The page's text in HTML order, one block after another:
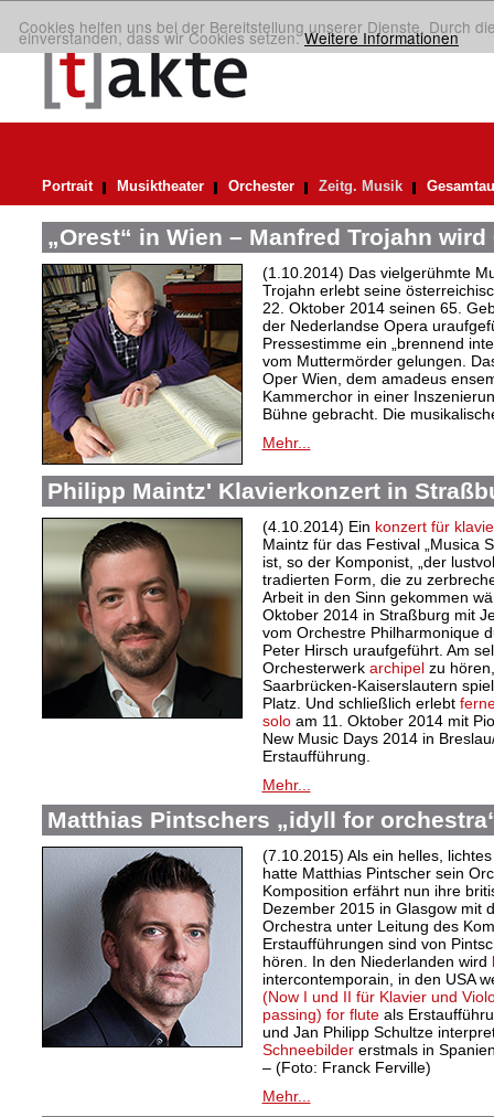
Cookies helfen uns bei der Bereitstellung unserer Dienste. Durch
einverstanden, dass wir Cookies setzen.Weitere Informationen
Portrait Musiktheater Orchester Zeitg. Musik
„Orest“ in Wien – Manfred Trojahn wird
(1.10.2014) Das vielgerühmte
Trojahn erlebt seine
22. Oktober 2014 seinen 65.
der Nederlandse Opera
Pressestimme ein „brennend
vom Muttermörder gelungen.
Oper Wien, dem amadeus
Kammerchor in einer
Bühne gebracht. Die
Mehr...
Philipp Maintz' Klavierkonzert in
(4.10.2014) Ein konzert für
Maintz für das Festival „Musica
ist, so der Komponist, „der
tradierten Form, die zu
Arbeit in den Sinn gekommen
Oktober 2014 in Straßburg mit
vom Orchestre Philharmonique
Peter Hirsch uraufgeführt. Am
Orchesterwerk archipelzu
Saarbrücken-Kaiserslautern
Platz. Und schließlich erlebt
soloam 11. Oktober 2014 mit
New Music Days 2014 in
Erstaufführung.
Mehr...
Matthias Pintschers „idyll for
(7.10.2015) Als ein helles,
hatte Matthias Pintscher sein
Komposition erfährt nun ihre
Dezember 2015 in Glasgow mit
Orchestra unter Leitung des
Erstaufführungen sind von
hören. In den Niederlanden wird
intercontemporain, in den USA
(Now I und II für Klavier und
passing) for fluteals
und Jan Philipp Schultze
Schneebildererstmals in
– (Foto: Franck Ferville)
Mehr...